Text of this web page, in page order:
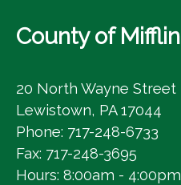
County of Mifflin
20 North Wayne Street
Lewistown, PA 17044
Phone: 717-248-6733
Fax: 717-248-3695
Hours: 8:00am - 4:00pm